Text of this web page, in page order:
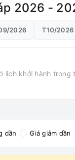
2026 -
2026 T10/2026
lịch khởi hành trong
dần Giá giảm dần